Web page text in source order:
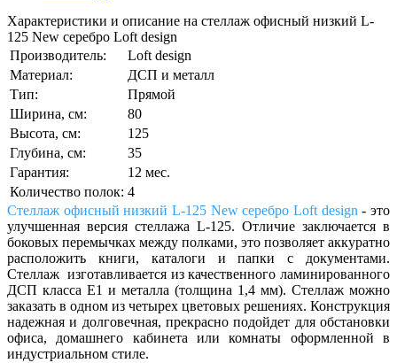
Характеристики и описание на стеллаж офисный низкий L-
125 New серебро Loft design
Производитель:
Loft design
Материал:
ДСП и металл
Тип:
Прямой
Ширина, см:
80
Высота, см:
125
Глубина, см:
35
Гарантия:
12 мес.
Количество полок: 4
Стеллаж офисный низкий L-125 New серебро Loft design- это
улучшенная версия стеллажа L-125. Отличие заключается в
боковых перемычках между полками, это позволяет аккуратно
расположить книги, каталоги и папки с документами.
Стеллаж изготавливается из качественного ламинированного
ДСП класса Е1 и металла (толщина 1,4 мм). Стеллаж можно
заказать в одном из четырех цветовых решениях. Конструкция
надежная и долговечная, прекрасно подойдет для обстановки
офиса, домашнего кабинета или комнаты оформленной в
индустриальном стиле.